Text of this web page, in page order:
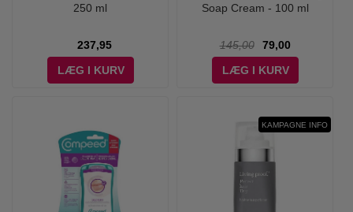
250 ml
237,95
LÆG I KURV
Soap Cream - 100 ml
145,00
79,00
LÆG I KURV
KAMPAGNE INFO